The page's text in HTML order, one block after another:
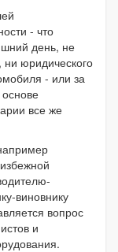
- что
день, не
юридического
- или за
все же
виновнику
вопрос
и